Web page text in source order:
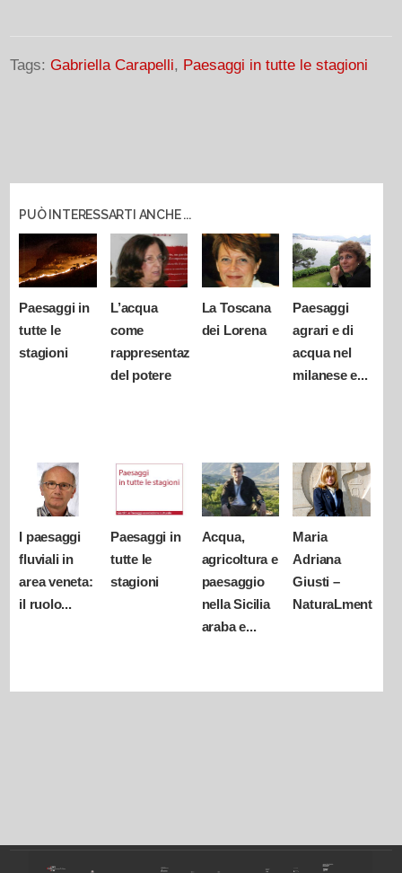
Tags: Gabriella Carapelli, Paesaggi in tutte le stagioni
PUÒ INTERESSARTI ANCHE ...
Paesaggi in
tutte le
stagioni
L’acqua
come
rappresentazione
del potere
La Toscana
dei Lorena
Paesaggi
agrari e di
acqua nel
milanese e...
I paesaggi
fluviali in
area veneta:
il ruolo...
Paesaggi in
tutte le
stagioni
Acqua,
agricoltura e
paesaggio
nella Sicilia
araba e...
Maria
Adriana
Giusti –
NaturaLmente